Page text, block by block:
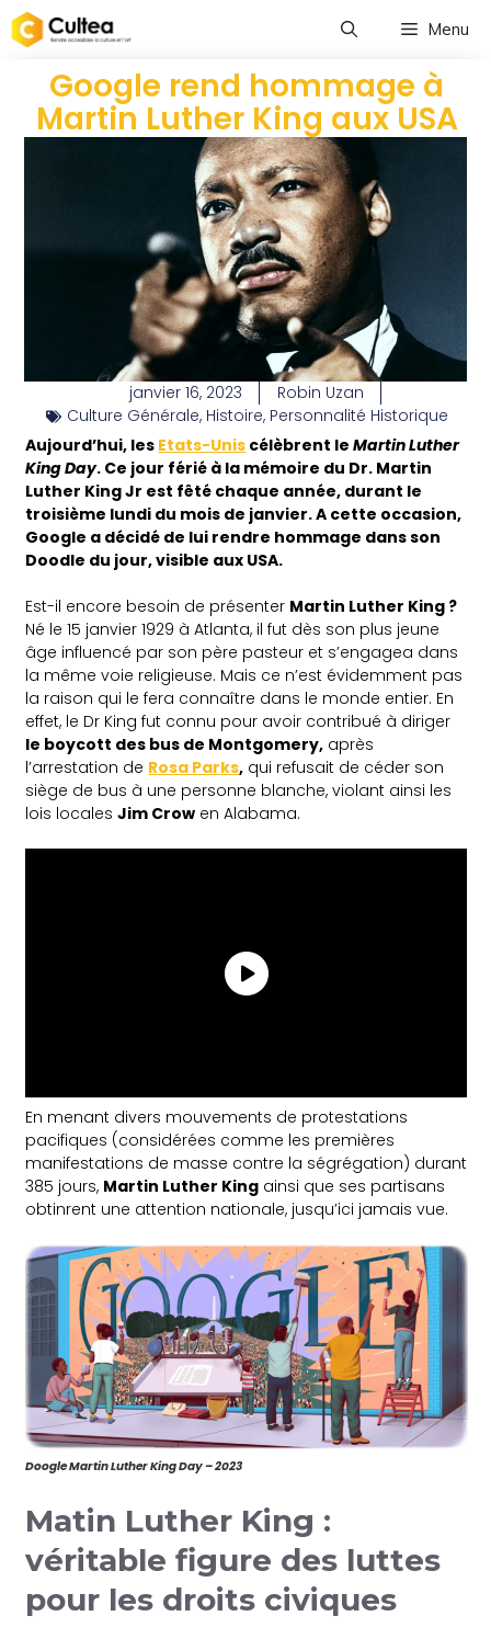
Menu
Google rend hommage à
Martin Luther King aux USA
janvier 16, 2023
Robin Uzan
Culture Générale, Histoire, Personnalité Historique
Aujourd’hui, les Etats-Unis célèbrent leMartin Luther
King Day. Ce jour férié à la mémoire du Dr. Martin
Luther King Jr est fêté chaque année, durant le
troisième lundi du mois de janvier. A cette occasion,
Google a décidé de lui rendre hommage dans son
Doodle du jour, visible aux USA.
Est-il encore besoin de présenter Martin Luther King ?
Né le 15 janvier 1929 à Atlanta, il fut dès son plus jeune
âge influencé par son père pasteur et s’engagea dans
la même voie religieuse. Mais ce n’est évidemment pas
la raison qui le fera connaître dans le monde entier. En
effet, le Dr King fut connu pour avoir contribué à diriger
le boycott des bus de Montgomery, après
l’arrestation de Rosa Parks, qui refusait de céder son
siège de bus à une personne blanche, violant ainsi les
lois localesJim Crow en Alabama.
En menant divers mouvements de protestations
pacifiques (considérées comme les premières
manifestations de masse contre la ségrégation) durant
385 jours, Martin Luther King ainsi que ses partisans
obtinrent une attention nationale, jusqu’ici jamais vue.
Doogle Martin Luther King Day – 2023
Matin Luther King :
véritable figure des luttes
pour les droits civiques